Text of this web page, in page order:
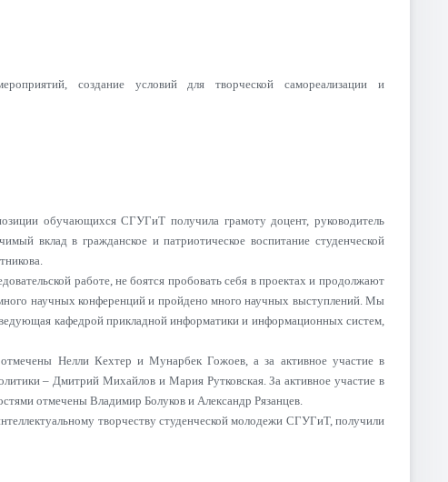
создание условий для творческой самореализации и
обучающихся СГУГиТ получила грамоту доцент, руководитель
вклад в гражданское и патриотическое воспитание студенческой
работе, не боятся пробовать себя в проектах и продолжают
научных конференций и пройдено много научных выступлений. Мы
кафедрой прикладной информатики и информационных систем,
отмечены Нелли Кехтер и Мунарбек Гожоев, а за активное участие в
– Дмитрий Михайлов и Мария Рутковская. За активное участие в
отмечены Владимир Болуков и Александр Рязанцев.
творчеству студенческой молодежи СГУГиТ, получили